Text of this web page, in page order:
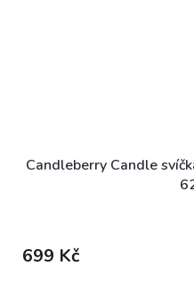
Candleberry Candle
699 Kč